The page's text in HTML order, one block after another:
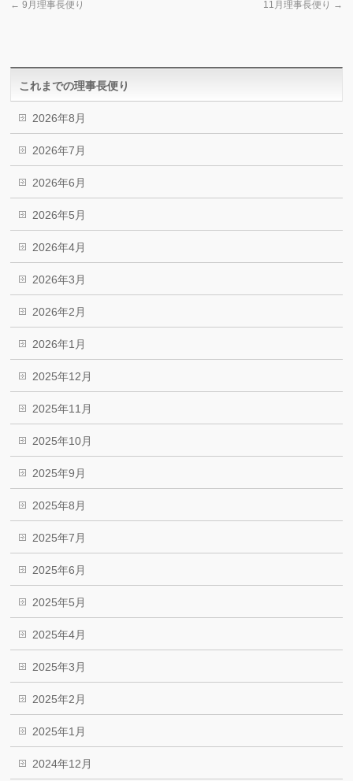
← 9月理事長便り 11月理事長便り →
これまでの理事長便り
2026年8月
2026年7月
2026年6月
2026年5月
2026年4月
2026年3月
2026年2月
2026年1月
2025年12月
2025年11月
2025年10月
2025年9月
2025年8月
2025年7月
2025年6月
2025年5月
2025年4月
2025年3月
2025年2月
2025年1月
2024年12月